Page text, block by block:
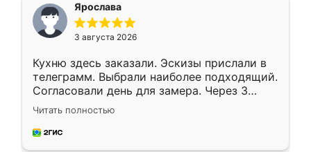
Ярослава
3 августа 2026
Кухню здесь заказали. Эскизы прислали в
телеграмм. Выбрали наиболее подходящий.
Согласовали день для замера. Через 3
недели кухня была уже готова. Остались
довольны работой. Спасибо Ренессанс
мебель за качественную работу!
Читать полностью